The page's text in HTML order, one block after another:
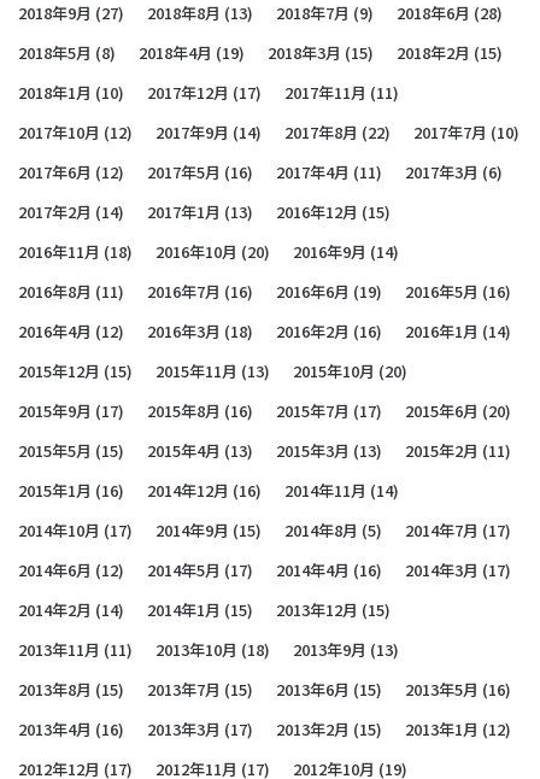
2018年9月 (27) 2018年8月 (13) 2018年7月 (9) 2018年6月 (28)
2018年5月 (8) 2018年4月 (19) 2018年3月 (15) 2018年2月 (15)
2018年1月 (10) 2017年12月 (17) 2017年11月 (11)
2017年10月 (12) 2017年9月 (14) 2017年8月 (22) 2017年7月 (10)
2017年6月 (12) 2017年5月 (16) 2017年4月 (11) 2017年3月 (6)
2017年2月 (14) 2017年1月 (13) 2016年12月 (15)
2016年11月 (18) 2016年10月 (20) 2016年9月 (14)
2016年8月 (11) 2016年7月 (16) 2016年6月 (19) 2016年5月 (16)
2016年4月 (12) 2016年3月 (18) 2016年2月 (16) 2016年1月 (14)
2015年12月 (15) 2015年11月 (13) 2015年10月 (20)
2015年9月 (17) 2015年8月 (16) 2015年7月 (17) 2015年6月 (20)
2015年5月 (15) 2015年4月 (13) 2015年3月 (13) 2015年2月 (11)
2015年1月 (16) 2014年12月 (16) 2014年11月 (14)
2014年10月 (17) 2014年9月 (15) 2014年8月 (5) 2014年7月 (17)
2014年6月 (12) 2014年5月 (17) 2014年4月 (16) 2014年3月 (17)
2014年2月 (14) 2014年1月 (15) 2013年12月 (15)
2013年11月 (11) 2013年10月 (18) 2013年9月 (13)
2013年8月 (15) 2013年7月 (15) 2013年6月 (15) 2013年5月 (16)
2013年4月 (16) 2013年3月 (17) 2013年2月 (15) 2013年1月 (12)
2012年12月 (17) 2012年11月 (17) 2012年10月 (19)